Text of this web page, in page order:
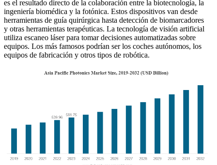
es el resultado directo de la colaboración entre la biotecnología, la
ingeniería biomédica y la fotónica. Estos dispositivos van desde
herramientas de guía quirúrgica hasta detección de biomarcadores
y otras herramientas terapéuticas. La tecnología de visión artificial
utiliza escaneo láser para tomar decisiones automatizadas sobre
equipos. Los más famosos podrían ser los coches autónomos, los
equipos de fabricación y otros tipos de robótica.